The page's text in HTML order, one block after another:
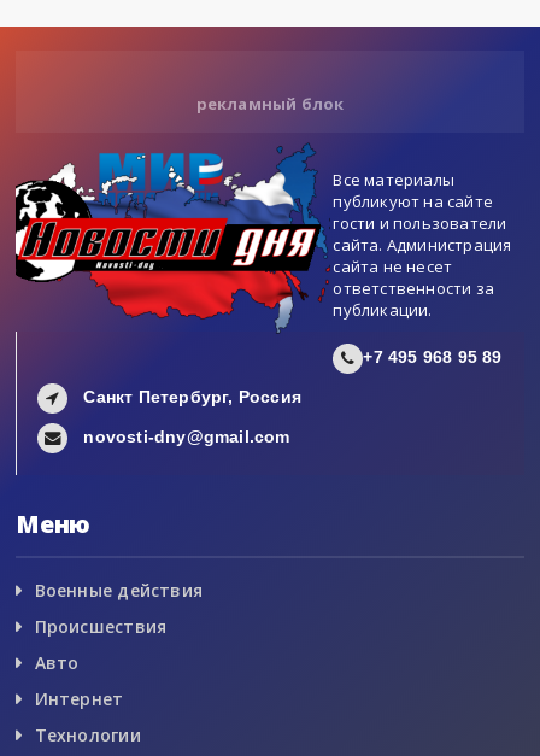
рекламный блок
Все материалы
публикуют на сайте
гости и пользователи
сайта. Администрация
сайта не несет
ответственности за
публикации.
+7 495 968 95 89
Санкт Петербург, Россия
novosti-dny@gmail.com
Меню
Военные действия
Происшествия
Авто
Интернет
Технологии